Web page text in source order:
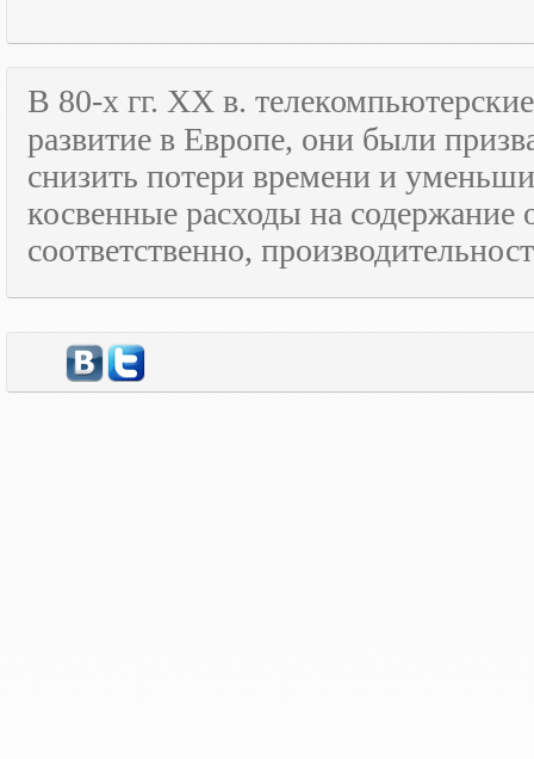
В 80-х гг. XX в.
развитие в Европе, они были
снизить потери времени и
косвенные расходы на
соответственно,